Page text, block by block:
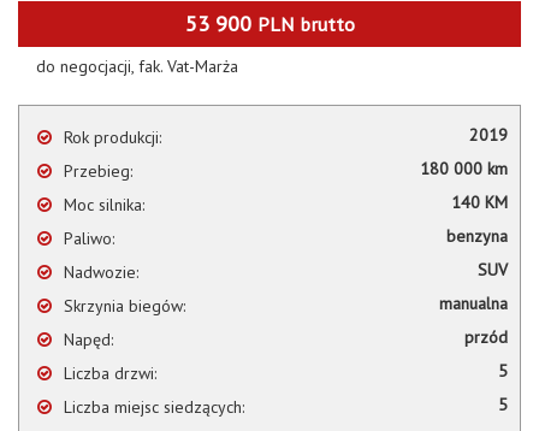
53 900 PLN brutto
do negocjacji, fak. Vat-Marża
Rok produkcji:
2019
Przebieg:
180 000 km
Moc silnika:
140 KM
Paliwo:
benzyna
Nadwozie:
SUV
Skrzynia biegów:
manualna
Napęd:
przód
Liczba drzwi:
5
Liczba miejsc siedzących:
5